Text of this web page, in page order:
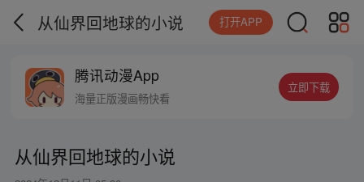
从仙界回地球的小说 打开APP
腾讯动漫App
海量正版漫画畅快看
立即下载
从仙界回地球的小说